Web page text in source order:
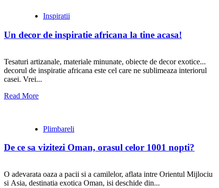
Inspiratii
Un decor de inspiratie africana la tine acasa!
Tesaturi artizanale, materiale minunate, obiecte de decor exotice...
decorul de inspiratie africana este cel care ne sublimeaza interiorul
casei. Vrei...
Read More
Plimbareli
De ce sa vizitezi Oman, orasul celor 1001 nopti?
O adevarata oaza a pacii si a camilelor, aflata intre Orientul Mijlociu
si Asia, destinatia exotica Oman, isi deschide din...